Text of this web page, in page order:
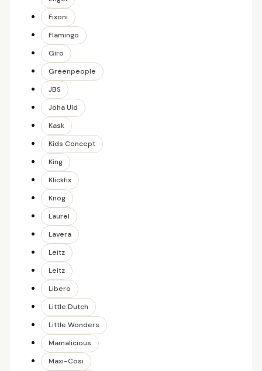
Fixoni
Flamingo
Giro
Greenpeople
JBS
Joha Uld
Kask
Kids Concept
King
Klickfix
Knog
Laurel
Lavera
Leitz
Leitz
Libero
Little Dutch
Little Wonders
Mamalicious
Maxi-Cosi